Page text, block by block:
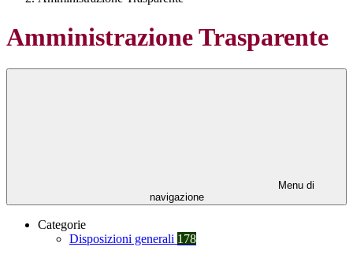
Amministrazione Trasparente
Menu di
navigazione
Categorie
Disposizioni generali 178